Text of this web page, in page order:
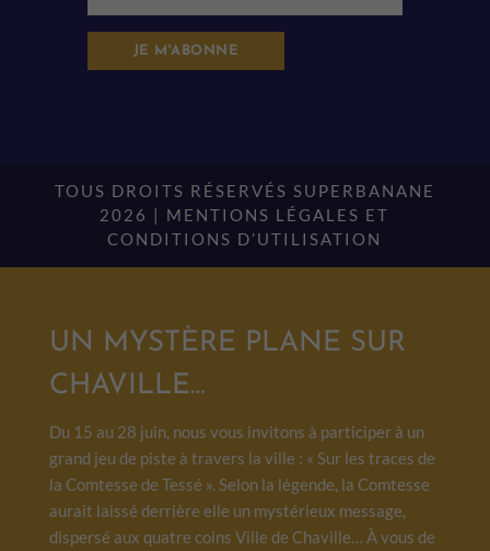
JE M'ABONNE
TOUS DROITS RÉSERVÉS SUPERBANANE
2026 | MENTIONS LÉGALES ET
CONDITIONS D’UTILISATION
UN MYSTÈRE PLANE SUR
CHAVILLE…
Du 15 au 28 juin, nous vous invitons à participer à un
grand jeu de piste à travers la ville : « Sur les traces de
la Comtesse de Tessé ». Selon la légende, la Comtesse
aurait laissé derrière elle un mystérieux message,
dispersé aux quatre coins Ville de Chaville… À vous de